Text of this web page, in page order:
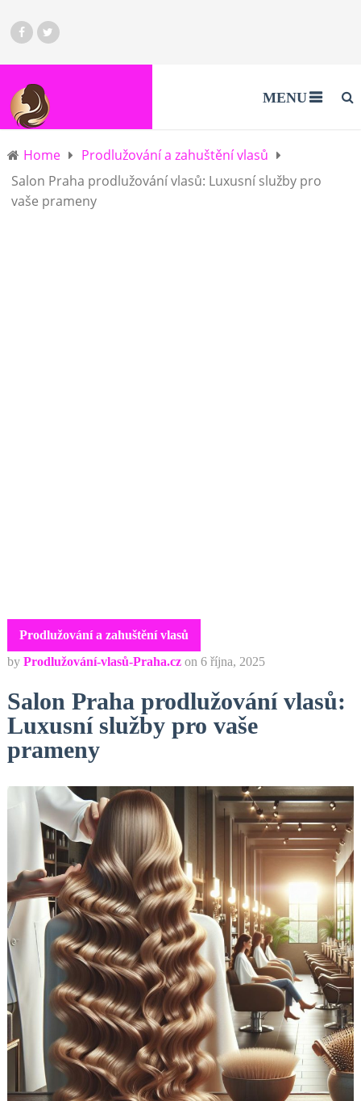
MENU
Home
Prodlužování a zahuštění vlasů
Salon Praha prodlužování vlasů: Luxusní služby pro
vaše prameny
Prodlužování a zahuštění vlasů
by Prodlužování-vlasů-Praha.cz on 6 října, 2025
Salon Praha prodlužování vlasů:
Luxusní služby pro vaše
prameny